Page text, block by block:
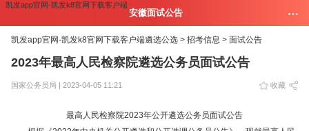
凯发app官网-凯发k8官网下载客户端
安徽面试公告
凯发app官网-凯发k8官网下载客户端遴选公选 > 招考信息 > 面试公告
2023年最高人民检察院遴选公务员面试公告
国家公务员局 | 2023-04-05 11:21 收藏
最高人民检察院2023年公开遴选公务员面试公告